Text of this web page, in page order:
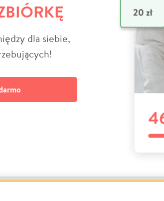
dla siebie,